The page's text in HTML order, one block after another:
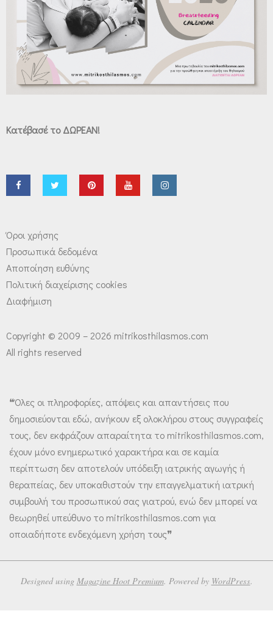
Κατέβασέ το ΔΩΡΕΑΝ!
Όροι χρήσης
Προσωπικά δεδομένα
Αποποίηση ευθύνης
Πολιτική διαχείρισης cookies
Διαφήμιση
Copyright © 2009 – 2026 mitrikosthilasmos.com
All rights reserved
❝Όλες οι πληροφορίες, απόψεις και απαντήσεις που
δημοσιεύονται εδώ, ανήκουν εξ ολοκλήρου στους συγγραφείς
τους, δεν εκφράζουν απαραίτητα το mitrikosthilasmos.com,
έχουν μόνο ενημερωτικό χαρακτήρα και σε καμία
περίπτωση δεν αποτελούν υπόδειξη ιατρικής αγωγής ή
θεραπείας, δεν υποκαθιστούν την επαγγελματική ιατρική
συμβουλή του προσωπικού σας γιατρού, ενώ δεν μπορεί να
θεωρηθεί υπεύθυνο το mitrikosthilasmos.com για
οποιαδήποτε ενδεχόμενη χρήση τους❞
Designed using Magazine Hoot Premium. Powered by WordPress.